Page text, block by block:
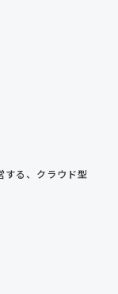
する、クラウド型